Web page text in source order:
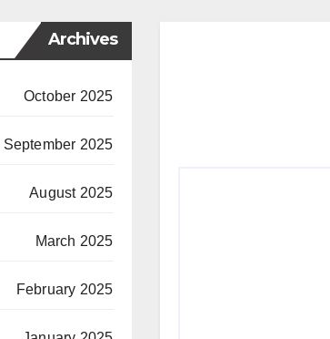
Archives
October 2025
September 2025
August 2025
March 2025
February 2025